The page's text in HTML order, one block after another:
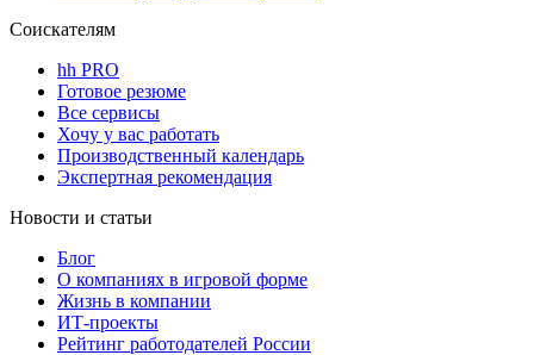
Соискателям
hh PRO
Готовое резюме
Все сервисы
Хочу у вас работать
Производственный календарь
Экспертная рекомендация
Новости и статьи
Блог
О компаниях в игровой форме
Жизнь в компании
ИТ-проекты
Рейтинг работодателей России